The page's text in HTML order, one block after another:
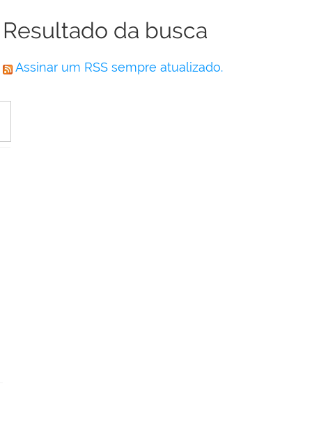
Resultado da busca
Assinar um RSS sempre atualizado.